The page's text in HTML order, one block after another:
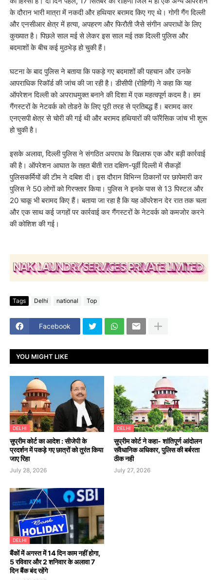
के दौरान भारी मात्रा में नकदी और हथियार बरामद किए गए थे। गोगी गैंग दिल्ली
और एनसीआर क्षेत्र में हत्या, अपहरण और फिरौती जैसे संगीन अपराधों के लिए
कुख्यात है। पिछले साल मई से लेकर इस साल मई तक दिल्ली पुलिस और
बदमाशों के बीच कई मुठभेड़ हो चुकी हैं।
घटना के बाद पुलिस ने बताया कि पकड़े गए बदमाशों की पहचान और उनके
आपराधिक रिकॉर्ड की जांच की जा रही है। डीसीपी (रोहिणी) ने कहा कि यह
ऑपरेशन दिल्ली को अपराधमुक्त बनाने की दिशा में एक महत्वपूर्ण कदम है। हम
गैंगस्टरों के नेटवर्क को तोडऩे के लिए पूरी तरह से प्रतिबद्ध हैं। बरामद कार
एनएसपी क्षेत्र से चोरी की गई थी और बरामद हथियारों की फॉरेंसिक जांच भी शुरू
हो चुकी है।
इसके अलावा, दिल्ली पुलिस ने संगठित अपराध के खिलाफ एक और बड़ी कार्रवाई
की है। ऑपरेशन आघात के तहत बीती रात दक्षिण-पूर्वी दिल्ली में सैकड़ों
पुलिसकर्मियों की टीम ने दबिश दी। इस दौरान विभिन्न ठिकानों पर छापेमारी कर
पुलिस ने 50 लोगों को गिरफ्तार किया। पुलिस ने इनके पास से 13 पिस्टल और
20 चाकू भी बरामद किए हैं। बताया जा रहा है कि यह ऑपरेशन देर रात तक चला
और एक साथ कई जगहों पर कार्रवाई कर गैंगस्टरों के नेटवर्क को कमजोर करने
की कोशिश की गई।
Tags Delhi national Top
Facebook
YOU MIGHT LIKE
DELHI
सुप्रीम कोर्ट का आदेश : सीजेपी के
प्रदर्शन में पकड़े गए छात्रों को तुरंत किया
जाए रिहा
July 28, 2026
DELHI
सुप्रीम कोर्ट ने कहा- शांतिपूर्ण आंदोलन
संवैधानिक अधिकार, पुलिस की बर्बरता
ठीक नही
July 27, 2026
DELHI
बैंकों में अगस्त में 14 दिन काम नहीं होगा,
5 रविवार और 2 शनिवार के अलावा 7
दिन बैंक बंद रहेंगे